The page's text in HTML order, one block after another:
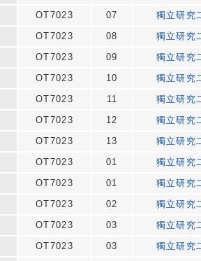
OT7023 07
獨立研究
OT7023 08
獨立研究
OT7023 09
獨立研究
OT7023 10
獨立研究
OT7023 11
獨立研究
OT7023 12
獨立研究
OT7023 13
獨立研究
OT7023 01
獨立研究
OT7023 01
獨立研究
OT7023 02
獨立研究
OT7023 03
獨立研究
OT7023 03
獨立研究